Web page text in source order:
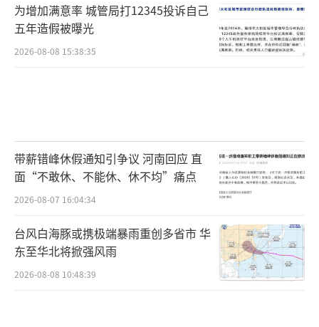
为增加满意率 城管局打12345投诉自己
五年造假被曝光
2026-08-08 15:38:35
带薪错峰休假通知引争议 河南回应 直
面“不敢休、不能休、休不均”痛点
2026-08-07 16:04:34
台风白海豚或携极端暴雨重创多省市 华
东至华北将掀强风雨
2026-08-08 10:48:39